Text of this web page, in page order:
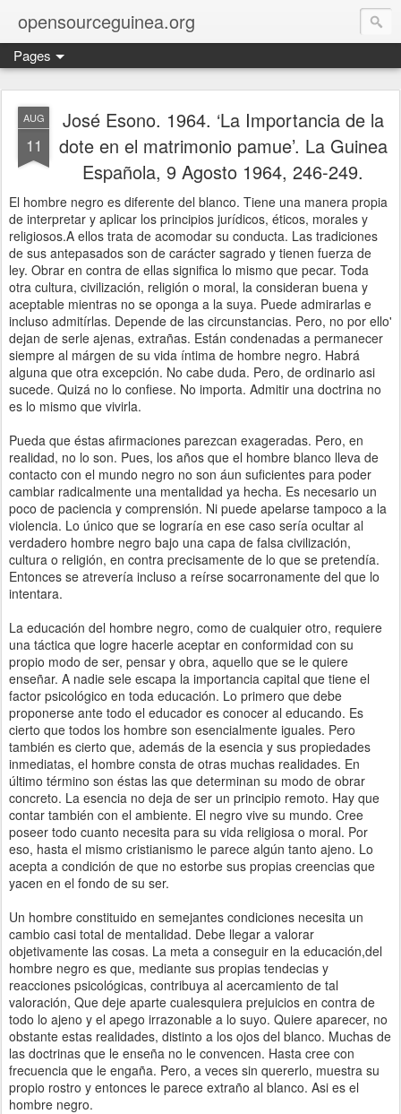
opensourceguinea.org
Pages
AUG
11
José Esono. 1964. ‘La Importancia de la
dote en el matrimonio pamue’. La Guinea
Española, 9 Agosto 1964, 246-249.
El hombre negro es diferente del blanco. Tiene una manera propia
de interpretar y aplicar los principios jurídicos, éticos, morales y
religiosos.A ellos trata de acomodar su conducta. Las tradiciones
de sus antepasados son de carácter sagrado y tienen fuerza de
ley. Obrar en contra de ellas significa lo mismo que pecar. Toda
otra cultura, civilización, religión o moral, la consideran buena y
aceptable mientras no se oponga a la suya. Puede admirarlas e
incluso admitírlas. Depende de las circunstancias. Pero, no por ello'
dejan de serle ajenas, extrañas. Están condenadas a permanecer
siempre al márgen de su vida íntima de hombre negro. Habrá
alguna que otra excepción. No cabe duda. Pero, de ordinario asi
sucede. Quizá no lo confiese. No importa. Admitir una doctrina no
es lo mismo que vivirla.
Pueda que éstas afirmaciones parezcan exageradas. Pero, en
realidad, no lo son. Pues, los años que el hombre blanco lleva de
contacto con el mundo negro no son áun suficientes para poder
cambiar radicalmente una mentalidad ya hecha. Es necesario un
poco de paciencia y comprensión. Ni puede apelarse tampoco a la
violencia. Lo único que se lograría en ese caso sería ocultar al
verdadero hombre negro bajo una capa de falsa civilización,
cultura o religión, en contra precisamente de lo que se pretendía.
Entonces se atrevería incluso a reírse socarronamente del que lo
intentara.
La educación del hombre negro, como de cualquier otro, requiere
una táctica que logre hacerle aceptar en conformidad con su
propio modo de ser, pensar y obra, aquello que se le quiere
enseñar. A nadie sele escapa la importancia capital que tiene el
factor psicológico en toda educación. Lo primero que debe
proponerse ante todo el educador es conocer al educando. Es
cierto que todos los hombre son esencialmente iguales. Pero
también es cierto que, además de la esencia y sus propiedades
inmediatas, el hombre consta de otras muchas realidades. En
último término son éstas las que determinan su modo de obrar
concreto. La esencia no deja de ser un principio remoto. Hay que
contar también con el ambiente. El negro vive su mundo. Cree
poseer todo cuanto necesita para su vida religiosa o moral. Por
eso, hasta el mismo cristianismo le parece algún tanto ajeno. Lo
acepta a condición de que no estorbe sus propias creencias que
yacen en el fondo de su ser.
Un hombre constituido en semejantes condiciones necesita un
cambio casi total de mentalidad. Debe llegar a valorar
objetivamente las cosas. La meta a conseguir en la educación,del
hombre negro es que, mediante sus propias tendecias y
reacciones psicológicas, contribuya al acercamiento de tal
valoración, Que deje aparte cualesquiera prejuicios en contra de
todo lo ajeno y el apego irrazonable a lo suyo. Quiere aparecer, no
obstante estas realidades, distinto a los ojos del blanco. Muchas de
las doctrinas que le enseña no le convencen. Hasta cree con
frecuencia que le engaña. Pero, a veces sin quererlo, muestra su
propio rostro y entonces le parece extraño al blanco. Asi es el
hombre negro.